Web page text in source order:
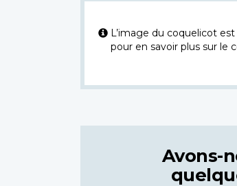
L’image du coquelicot
pour en savoir plus sur le
Avons-